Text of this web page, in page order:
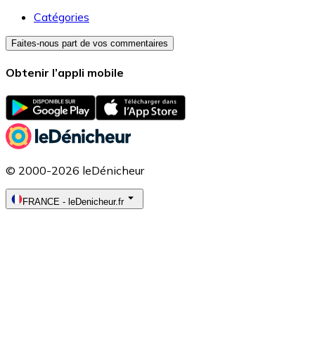
Catégories
Faites-nous part de vos commentaires
Obtenir l’appli mobile
© 2000-2026 leDénicheur
FRANCE - leDenicheur.fr